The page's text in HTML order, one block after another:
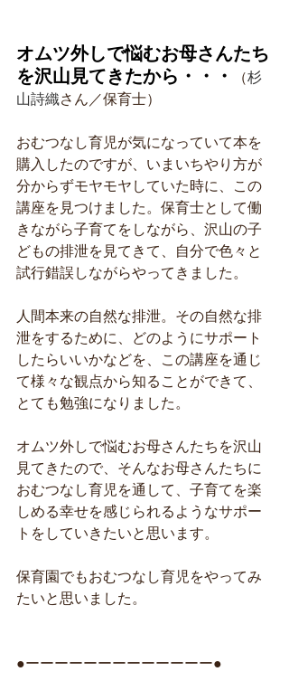
オムツ外しで悩むお母さんたち
を沢山見てきたから・・・
（杉
山詩織さん／保育士）
おむつなし育児が気になっていて本を
購入したのですが、いまいちやり方が
分からずモヤモヤしていた時に、この
講座を見つけました。保育士として働
きながら子育てをしながら、沢山の子
どもの排泄を見てきて、自分で色々と
試行錯誤しながらやってきました。
人間本来の自然な排泄。その自然な排
泄をするために、どのようにサポート
したらいいかなどを、この講座を通じ
て様々な観点から知ることができて、
とても勉強になりました。
オムツ外しで悩むお母さんたちを沢山
見てきたので、そんなお母さんたちに
おむつなし育児を通して、子育てを楽
しめる幸せを感じられるようなサポー
トをしていきたいと思います。
保育園でもおむつなし育児をやってみ
たいと思いました。
●ーーーーーーーーーーーーー●